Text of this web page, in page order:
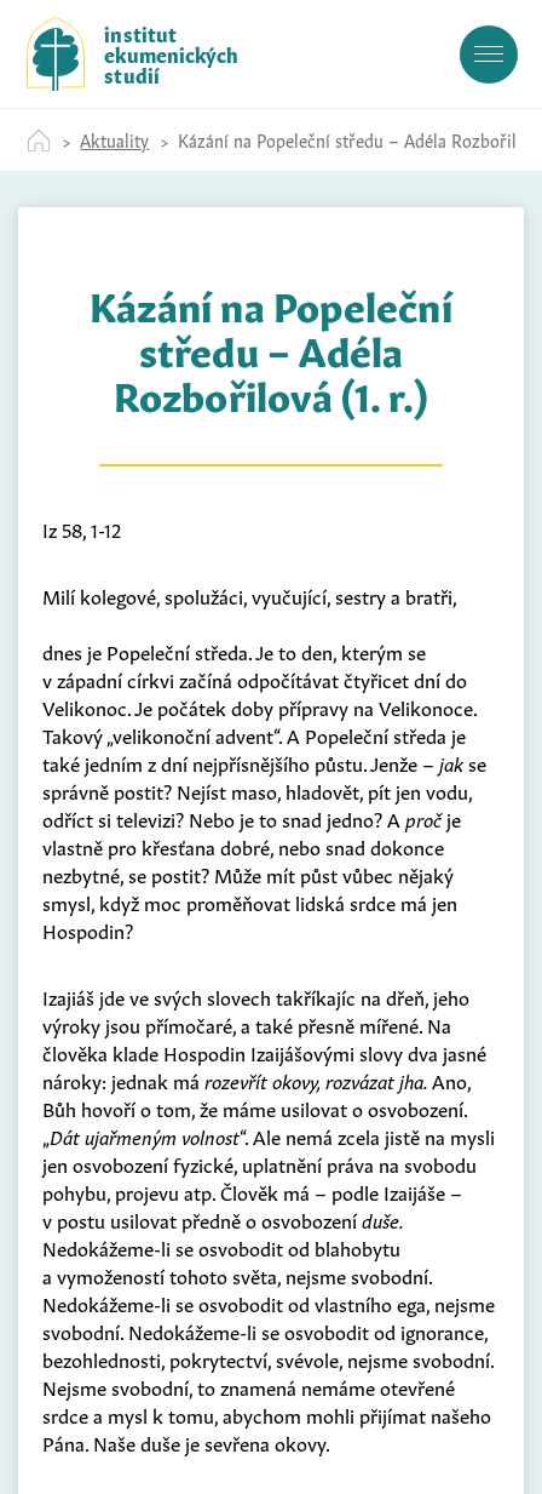
c
institut
ekumenických
studií
Aktuality Kázání na Popeleční středu – Adéla
Kázání na Popeleční
středu – Adéla
Rozbořilová (1. r.)
Iz 58, 1-12
Milí kolegové, spolužáci, vyučující, sestry a bratři,
dnes je Popeleční středa. Je to den, kterým se
v západní církvi začíná odpočítávat čtyřicet dní do
Velikonoc. Je počátek doby přípravy na Velikonoce.
Takový „velikonoční advent“. A Popeleční středa je
také jedním z dní nejpřísnějšího půstu. Jenže – jakse
správně postit? Nejíst maso, hladovět, pít jen vodu,
odříct si televizi? Nebo je to snad jedno? A pročje
vlastně pro křesťana dobré, nebo snad dokonce
nezbytné, se postit? Může mít půst vůbec nějaký
smysl, když moc proměňovat lidská srdce má jen
Hospodin?
Izajiáš jde ve svých slovech takříkajíc na dřeň, jeho
výroky jsou přímočaré, a také přesně mířené. Na
člověka klade Hospodin Izaijášovými slovy dva jasné
nároky: jednak má rozevřít okovy, rozvázat jha.Ano,
Bůh hovoří o tom, že máme usilovat o osvobození.
„Dát ujařmeným volnost“. Ale nemá zcela jistě na mysli
jen osvobození fyzické, uplatnění práva na svobodu
pohybu, projevu atp. Člověk má – podle Izaijáše –
v postu usilovat předně o osvobozeníduše.
Nedokážeme-li se osvobodit od blahobytu
a vymožeností tohoto světa, nejsme svobodní.
Nedokážeme-li se osvobodit od vlastního ega, nejsme
svobodní. Nedokážeme-li se osvobodit od ignorance,
bezohlednosti, pokrytectví, svévole, nejsme svobodní.
Nejsme svobodní, to znamená nemáme otevřené
srdce a mysl k tomu, abychom mohli přijímat našeho
Pána. Naše duše je sevřena okovy.